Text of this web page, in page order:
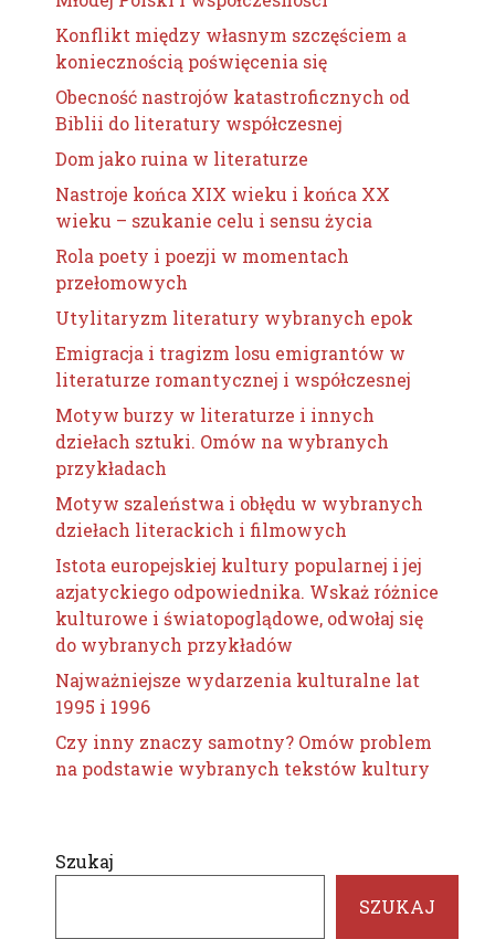
Konflikt między własnym szczęściem a
koniecznością poświęcenia się
Obecność nastrojów katastroficznych od
Biblii do literatury współczesnej
Dom jako ruina w literaturze
Nastroje końca XIX wieku i końca XX
wieku – szukanie celu i sensu życia
Rola poety i poezji w momentach
przełomowych
Utylitaryzm literatury wybranych epok
Emigracja i tragizm losu emigrantów w
literaturze romantycznej i współczesnej
Motyw burzy w literaturze i innych
dziełach sztuki. Omów na wybranych
przykładach
Motyw szaleństwa i obłędu w wybranych
dziełach literackich i filmowych
Istota europejskiej kultury popularnej i jej
azjatyckiego odpowiednika. Wskaż różnice
kulturowe i światopoglądowe, odwołaj się
do wybranych przykładów
Najważniejsze wydarzenia kulturalne lat
1995 i 1996
Czy inny znaczy samotny? Omów problem
na podstawie wybranych tekstów kultury
Szukaj
SZUKAJ